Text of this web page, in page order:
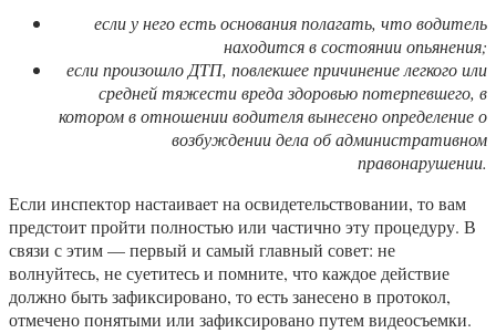
если у него есть основания полагать, что водитель
находится в состоянии опьянения;
если произошло ДТП, повлекшее причинение легкого или
средней тяжести вреда здоровью потерпевшего, в
котором в отношении водителя вынесено определение о
возбуждении дела об административном
правонарушении.
Если инспектор настаивает на освидетельствовании, то вам
предстоит пройти полностью или частично эту процедуру. В
связи с этим — первый и самый главный совет: не
волнуйтесь, не суетитесь и помните, что каждое действие
должно быть зафиксировано, то есть занесено в протокол,
отмечено понятыми или зафиксировано путем видеосъемки.